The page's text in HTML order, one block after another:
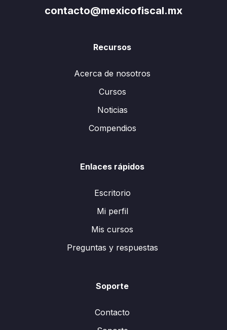
contacto@mexicofiscal.mx
Recursos
Acerca de nosotros
Cursos
Noticias
Compendios
Enlaces rápidos
Escritorio
Mi perfil
Mis cursos
Preguntas y respuestas
Soporte
Contacto